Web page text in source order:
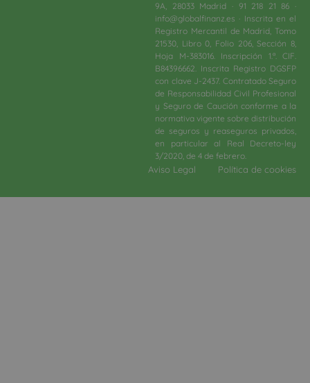
9A, 28033 Madrid · 91 218 21 86 ·
info@globalfinanz.es · Inscrita en el
Registro Mercantil de Madrid, Tomo
21530, Libro 0, Folio 206, Sección 8,
Hoja M-383016. Inscripción 1.ª. CIF.
B84396662. Inscrita Registro DGSFP
con clave J-2437. Contratado Seguro
de Responsabilidad Civil Profesional
y Seguro de Caución conforme a la
normativa vigente sobre distribución
de seguros y reaseguros privados,
en particular al Real Decreto-ley
3/2020, de 4 de febrero.​
Aviso Legal Política de cookies